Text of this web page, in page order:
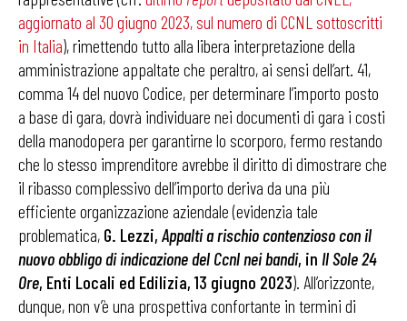
aggiornato al 30 giugno 2023, sul numero di CCNL sottoscritti
in Italia), rimettendo tutto alla libera interpretazione della
amministrazione appaltate che peraltro, ai sensi dell’art. 41,
comma 14 del nuovo Codice, per determinare l’importo posto
a base di gara, dovrà individuare nei documenti di gara i costi
della manodopera per garantirne lo scorporo, fermo restando
che lo stesso imprenditore avrebbe il diritto di dimostrare che
il ribasso complessivo dell’importo deriva da una più
efficiente organizzazione aziendale (evidenzia tale
problematica, G. Lezzi, Appalti a rischio contenzioso con il
nuovo obbligo di indicazione del Ccnl nei bandi, in Il Sole 24
Ore, Enti Locali ed Edilizia, 13 giugno 2023). All’orizzonte,
dunque, non v’è una prospettiva confortante in termini di